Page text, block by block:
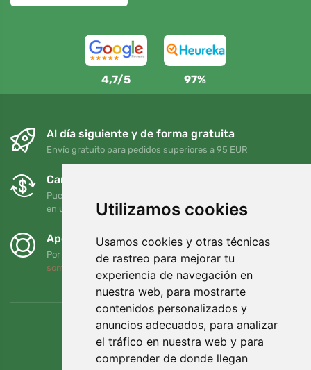
Utilizamos cookies
Usamos cookies y otras técnicas
de rastreo para mejorar tu
experiencia de navegación en
nuestra web, para mostrarte
contenidos personalizados y
anuncios adecuados, para analizar
el tráfico en nuestra web y para
comprender de donde llegan
4,7/5 97%
Al día siguiente y de forma gratuita
Envío gratuito para pedidos superiores a 95 EUR
Cambios y devoluciones gratuitos
Puede devolver o cambiar su pedido en cualquier momento
en un plazo de 90 días
Apoyamos a Trees.org
Por cada pedido plantamos un árbol. Leer más
somos